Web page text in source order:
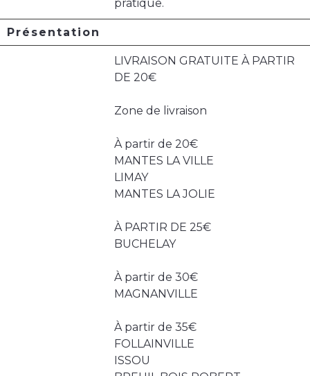
pratique.
Présentation
LIVRAISON GRATUITE À PARTIR
DE 20€
Zone de livraison
À partir de 20€
MANTES LA VILLE
LIMAY
MANTES LA JOLIE
À PARTIR DE 25€
BUCHELAY
À partir de 30€
MAGNANVILLE
À partir de 35€
FOLLAINVILLE
ISSOU